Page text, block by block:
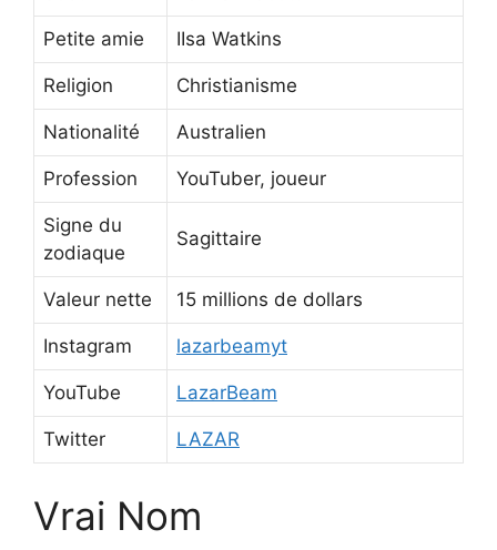
Petite amie IIsa Watkins
Religion Christianisme
Nationalité Australien
Profession YouTuber, joueur
Signe du
zodiaque
Sagittaire
Valeur nette 15 millions de dollars
Instagram lazarbeamyt
YouTube LazarBeam
Twitter LAZAR
Vrai Nom